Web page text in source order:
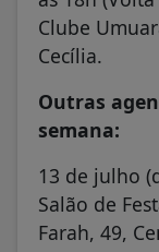
Clube
Cecília.
Outras
semana:
13 de julho
Salão de
Farah, 49,